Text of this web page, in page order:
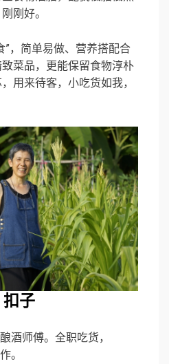
刚好。
”，简单易做、营养搭配合
菜品，更能保留食物淳朴
用来待客，小吃货如我，
扣子
酒师傅。全职吃货，
。